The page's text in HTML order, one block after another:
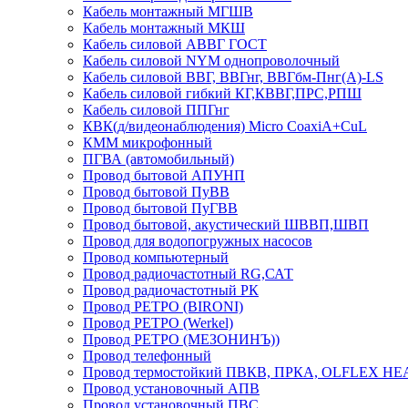
Кабель монтажный МГШВ
Кабель монтажный МКШ
Кабель силовой АВВГ ГОСТ
Кабель силовой NYM однопроволочный
Кабель силовой ВВГ, ВВГнг, ВВГбм-Пнг(А)-LS
Кабель силовой гибкий КГ,КВВГ,ПРС,РПШ
Кабель силовой ППГнг
КВК(д/видеонаблюдения) Micro CoaxiA+CuL
КММ микрофонный
ПГВА (автомобильный)
Провод бытовой АПУНП
Провод бытовой ПуВВ
Провод бытовой ПуГВВ
Провод бытовой, акустический ШВВП,ШВП
Провод для водопогружных насосов
Провод компьютерный
Провод радиочастотный RG,САТ
Провод радиочастотный РК
Провод РЕТРО (BIRONI)
Провод РЕТРО (Werkel)
Провод РЕТРО (МЕЗОНИНЪ))
Провод телефонный
Провод термостойкий ПВКВ, ПРКА, OLFLEX
Провод установочный АПВ